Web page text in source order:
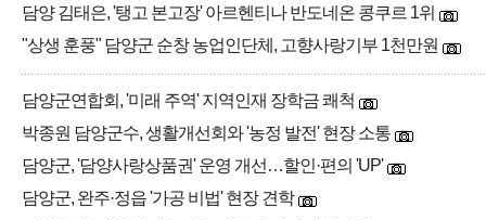
담양 김태은, '탱고 본고장' 아르헨티나 반도네온 콩쿠르 1위
"상생 훈풍" 담양군 순창 농업인단체, 고향사랑기부 1천만원
담양군연합회, '미래 주역' 지역인재 장학금 쾌척
박종원 담양군수, 생활개선회와 '농정 발전' 현장 소통
담양군, '담양사랑상품권' 운영 개선…할인·편의 'UP'
담양군, 완주·정읍 '가공 비법' 현장 견학